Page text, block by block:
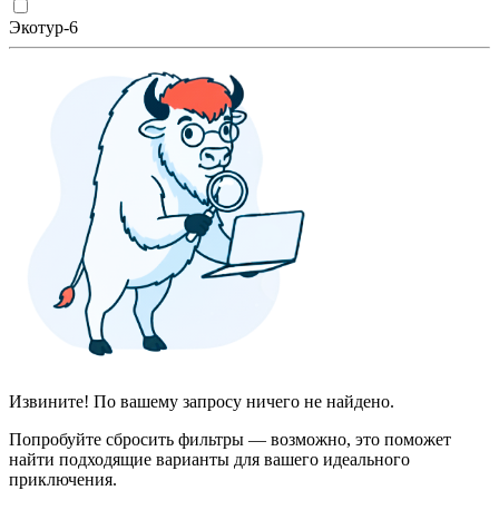
Экотур-6
Извините! По вашему запросу ничего не найдено.
Попробуйте сбросить фильтры — возможно, это поможет
найти подходящие варианты для вашего идеального
приключения.